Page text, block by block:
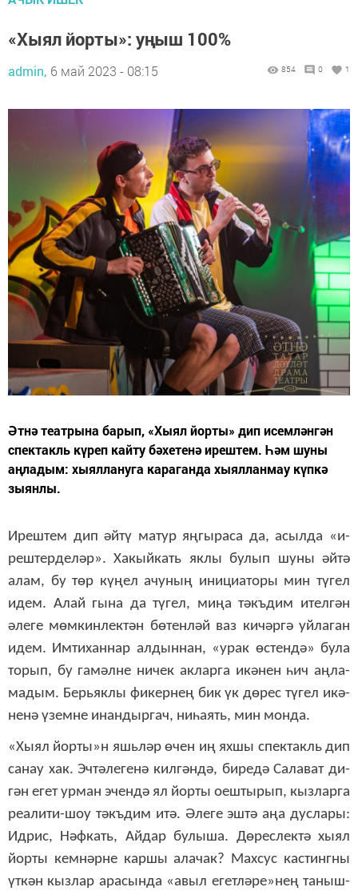
«Хы­ял йор­ты»: уңыш 100%
admin, 6 май 2023 - 08:15 854 0 1
Әт­нә те­ат­ры­на ба­рып, «Хы­ял йор­ты» дип исем­лән­гән
спек­так­ль кү­реп кай­ту бә­хе­те­нә иреш­тем. Һәм шуны
аңладым: хы­ял­ла­ну­га ка­ра­ган­да хы­ял­лан­мау күп­кә
зы­ян­лы.
Иреш­тем дип әй­тү ма­тур яң­гы­ра­са да, асыл­да «и­
реш­тер­де­ләр». Ха­кый­кать як­лы бу­лып шу­ны әй­тә
алам, бу төр кү­ңел ачу­ның ини­ци­а­то­ры мин тү­гел
идем. Алай гы­на да тү­гел, ми­ңа тәкъ­дим ител­гән
әле­ге мөм­кин­лек­тән бө­тен­ләй ваз ки­чәр­гә уй­ла­ган
идем. Им­ти­хан­нар ал­дын­нан, «у­рак өс­тен­дә» бу­ла
то­рып, бу га­мәл­не ни­чек ак­лар­га икә­нен һич аң­ла­
ма­дым. Берь­як­лы фи­кер­нең бик үк дө­рес тү­гел икә­
не­нә үзем­не инан­дыр­гач, ни­һа­ять, мин мон­да.
«Хы­ял йор­ты»н яшь­ләр өчен иң ях­шы спек­такль дип
са­нау хак. Эч­тә­ле­ге­нә кил­гән­дә, би­ре­дә Са­ла­ват ди­
гән егет ур­ман эчен­дә ял йор­ты оеш­ты­рып, кыз­лар­га
ре­а­ли­ти-шоу тәкъ­дим итә. Әле­ге эш­тә аңа дус­ла­ры:
Ид­рис, Нәф­кать, Ай­дар бу­лы­ша. Дө­рес­лек­тә хы­ял
йор­ты кем­нәр­не кар­шы ала­чак? Мах­сус кас­тинг­ны
үт­кән кыз­лар ара­сын­да «а­выл егет­лә­ре»­нең та­ныш­